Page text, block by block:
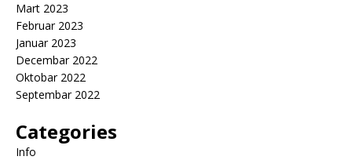
Mart 2023
Februar 2023
Januar 2023
Decembar 2022
Oktobar 2022
Septembar 2022
Categories
Info